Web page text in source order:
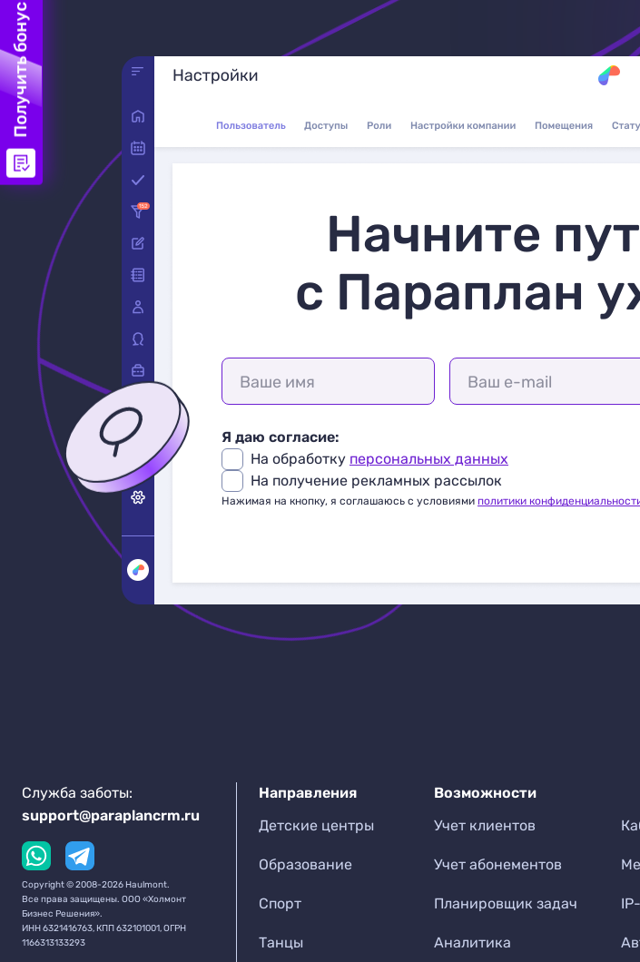
Начните
с Параплан
Ваше имя Ваш e-mail
Я даю согласие:
На обработку персональных данных
На получение рекламных рассылок
Нажимая на кнопку, я соглашаюсь с условиями политики
Служба заботы:
support@paraplancrm.ru
Copyright © 2008-2026 Haulmont.
Все права защищены. ООО «Холмонт
Бизнес Решения».
ИНН 6321416763, КПП 632101001, ОГРН
1166313133293
Направления
Детские центры
Образование
Спорт
Танцы
Возможности
Учет клиентов
Учет абонементов
Планировщик задач
Аналитика
Получить бонус